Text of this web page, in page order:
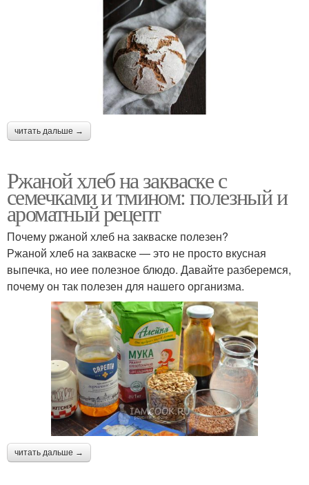
читать дальше →
Ржаной хлеб на закваске с
семечками и тмином: полезный и
ароматный рецепт
Почему ржаной хлеб на закваске полезен?
Ржаной хлеб на закваске — это не просто вкусная
выпечка, но иее полезное блюдо. Давайте разберемся,
почему он так полезен для нашего организма.
читать дальше →